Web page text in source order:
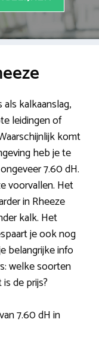
kalkaanslag,
leidingen of
komt
heb je te
7.60 dH.
voorvallen. Het
in Rheeze
kalk. Het
je ook nog
belangrijke info
welke soorten
de prijs?
7.60 dH in